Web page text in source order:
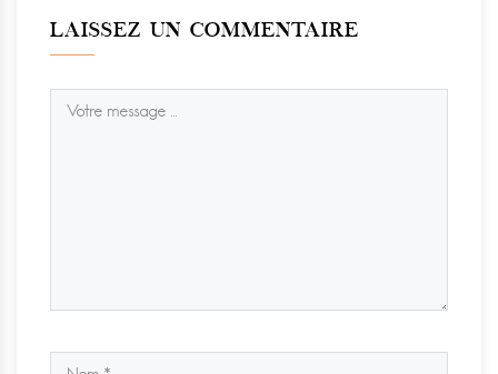
LAISSEZ UN COMMENTAIRE